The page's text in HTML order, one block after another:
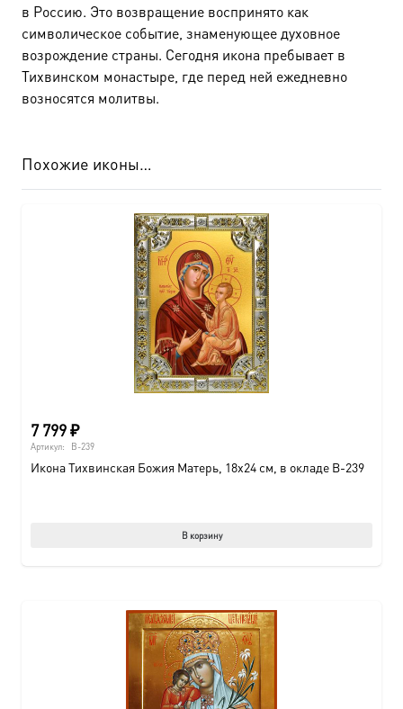
в Россию. Это возвращение воспринято как
символическое событие, знаменующее духовное
возрождение страны. Сегодня икона пребывает в
Тихвинском монастыре, где перед ней ежедневно
возносятся молитвы.
Похожие иконы…
7 799₽
Артикул: B-239
Икона Тихвинская Божия Матерь, 18х24 см, в окладе B-239
В корзину